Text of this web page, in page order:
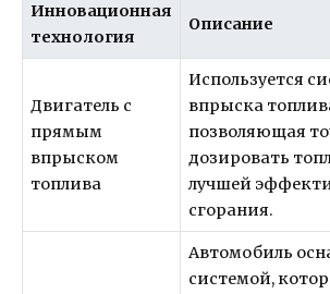
Инновационная
технология
Описание
Двигатель с
прямым
впрыском
топлива
Используется
впрыска
позволяющая
дозировать
лучшей
сгорания.
Автомобиль
системой,